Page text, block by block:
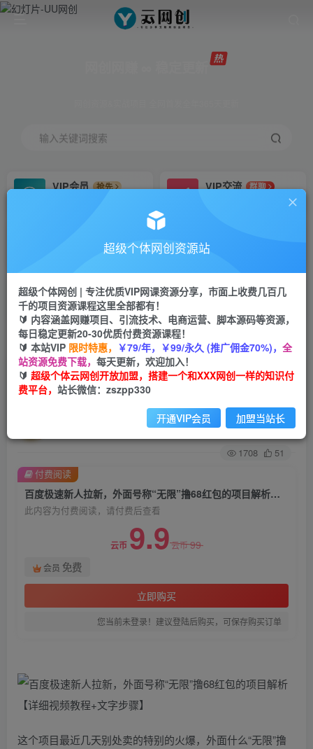
输入关键词搜索
VIP会员
抢先
VIP交流
群聊
研究探讨更多创业项目路子。
会员专属推广链接
招募站长
挂机
项目
脚本卡密
APP下载
GO
首页 创业课程 会员免费 正文
百度极速新人拉新，外面号称“无限”撸68红包的项
目解析【详细视频教程+文字步骤】
关注 私信
1708 51
百度极速新人拉新，外面号称“无限”撸68红包的项目解析【详细视频教程+文字步骤】
此内容为付费阅读，请付费后查看
云币 9.9云币99
会员 免费
立即购买
您当前未登录！建议登陆后购买，可保存购买订单
付费阅读
这个项目最近几天别处卖的特别的火爆，外面什么“无限”撸
超级个体网创资源站
超级个体网创 | 专注优质VIP网课资源分享，市面上收费几百几
千的项目资源课程这里全部都有！
🔰 内容涵盖网赚项目、引流技术、电商运营、脚本源码等资源，
每日稳定更新20-30优质付费资源课程！
🔰 本站VIP 限时特惠， ￥79/年，￥99/永久 (推广佣金70%)， 全
站资源免费下载， 每天更新，欢迎加入！
🔰 超级个体云网创开放加盟，搭建一个和XXX网创一样的知识付
费平台， 站长微信：zszpp330
开通VIP会员 加盟当站长